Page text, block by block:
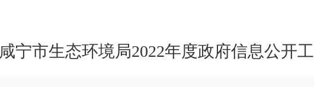
咸宁市生态环境局2022年度政府信息公开